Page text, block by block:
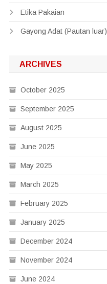
Etika Pakaian
Gayong Adat (Pautan luar)
ARCHIVES
October 2025
September 2025
August 2025
June 2025
May 2025
March 2025
February 2025
January 2025
December 2024
November 2024
June 2024